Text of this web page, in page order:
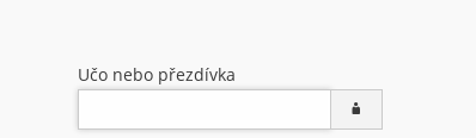
Učo nebo přezdívka